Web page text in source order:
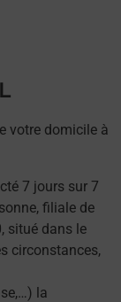
votre domicile à
7 jours sur 7
filiale de
situé dans le
circonstances,
la